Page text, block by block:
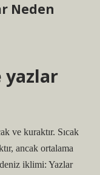
Neden
ve kuraktır. Sıcak
ancak ortalama
iklimi: Yazlar